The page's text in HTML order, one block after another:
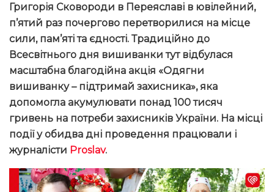
Григорія Сковороди в Переяславі в ювілейний,
п’ятий раз почергово перетворилися на місце
сили, пам’яті та єдності. Традиційно до
Всесвітнього дня вишиванки тут відбулася
масштабна благодійна акція «Одягни
вишиванку – підтримай захисника», яка
допомогла акумулювати понад 100 тисяч
гривень на потреби захисників України. На місці
події у обидва дні проведення працювали і
журналісти Proslav.